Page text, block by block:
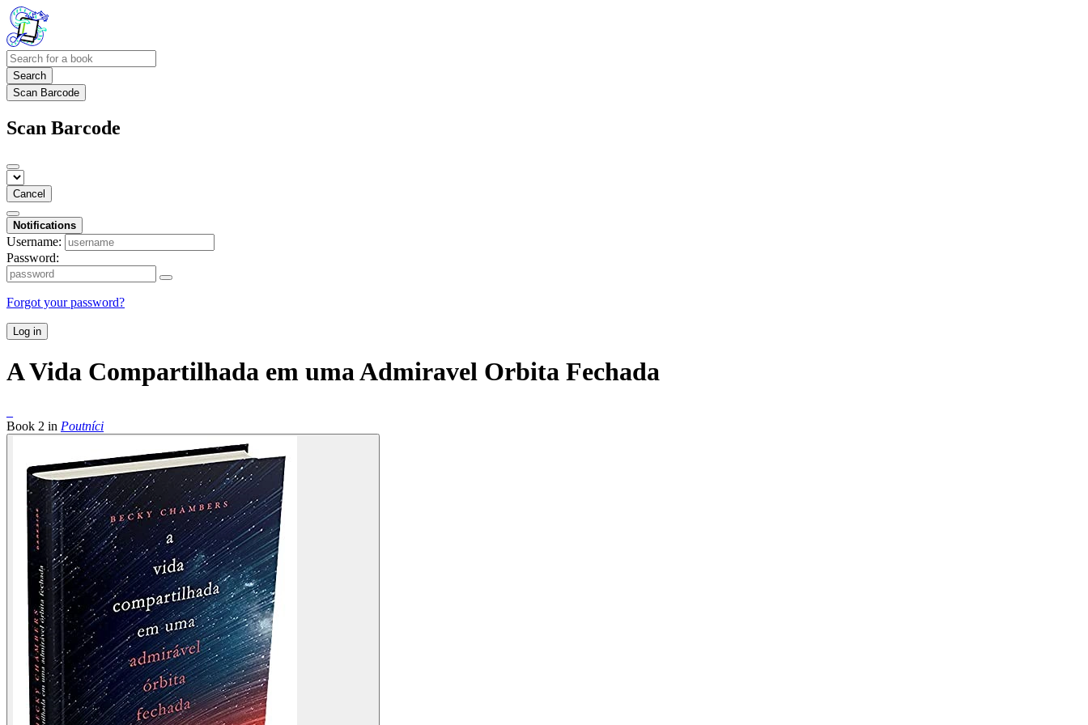
Search
Scan Barcode
Scan Barcode
Cancel
Notifications
Username:
Password:
Forgot your password?
Log in
A Vida Compartilhada em uma Admiravel Orbita Fechada
Book 2 in Poutníci